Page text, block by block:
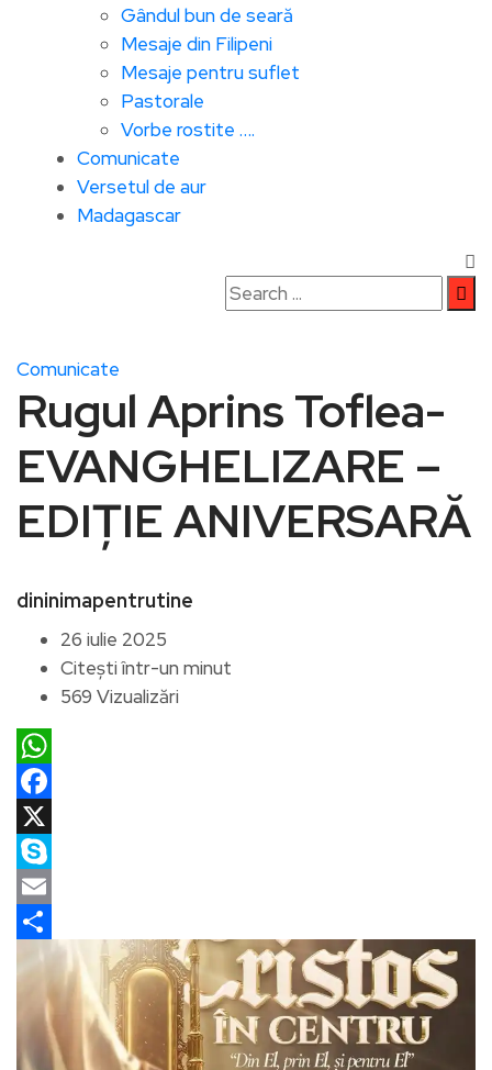
Gândul bun de seară
Mesaje din Filipeni
Mesaje pentru suflet
Pastorale
Vorbe rostite ….
Comunicate
Versetul de aur
Madagascar
Comunicate
Rugul Aprins Toflea-
EVANGHELIZARE –
EDIȚIE ANIVERSARĂ
dininimapentrutine
26 iulie 2025
Citești într-un minut
569 Vizualizări
WhatsApp
Facebook
X
Skype
Email
Partajează